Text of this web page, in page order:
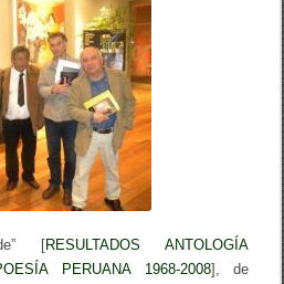
[RESULTADOS ANTOLOGÍA
PERUANA 1968-2008], de